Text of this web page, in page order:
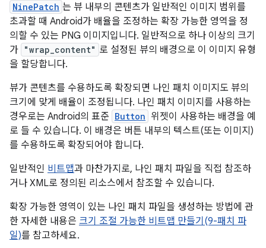
NinePatch 는 뷰 내부의 콘텐츠가 일반적인 이미지 범위를
초과할 때 Android가 배율을 조정하는 확장 가능한 영역을 정
의할 수 있는 PNG 이미지입니다. 일반적으로 하나 이상의 크기
가 "wrap_content" 로 설정된 뷰의 배경으로 이 이미지 유형
을 할당합니다.
뷰가 콘텐츠를 수용하도록 확장되면 나인 패치 이미지도 뷰의
크기에 맞게 배율이 조정됩니다. 나인 패치 이미지를 사용하는
경우로는 Android의 표준 Button 위젯이 사용하는 배경을 예
로 들 수 있습니다. 이 배경은 버튼 내부의 텍스트(또는 이미지)
를 수용하도록 확장되어야 합니다.
일반적인 비트맵과 마찬가지로, 나인 패치 파일을 직접 참조하
거나 XML로 정의된 리소스에서 참조할 수 있습니다.
확장 가능한 영역이 있는 나인 패치 파일을 생성하는 방법에 관
한 자세한 내용은 크기 조절 가능한 비트맵 만들기(9-패치 파
일)를 참고하세요.